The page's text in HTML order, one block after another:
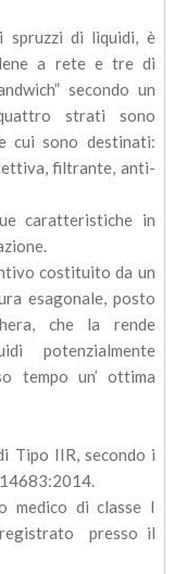
spruzzi di liquidi, è
a rete e tre di
secondo un
strati sono
cui sono destinati:
filtrante, anti-
caratteristiche in
costituito da un
esagonale, posto
che la rende
potenzialmente
tempo un’ ottima
Tipo IIR, secondo i
medico di classe I
presso il